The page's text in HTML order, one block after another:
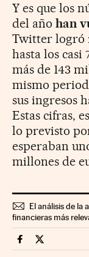
Y es que los
del año han
Twitter logró
hasta los casi
más de 143
mismo
sus ingresos
Estas cifras,
lo previsto
esperaban
millones de
El análisis de la
financieras más
MercadosMercados